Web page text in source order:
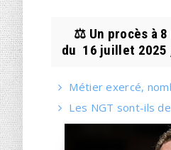
⚖️ Un procès à 8
du 16 juillet 2025
Métier exercé,
Les NGT sont-ils